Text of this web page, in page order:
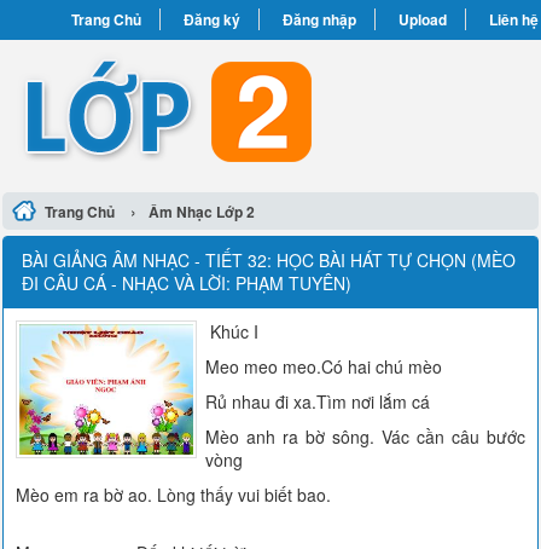
Trang Chủ Đăng ký Đăng nhập Upload Liên hệ
Trang Chủ › Âm Nhạc Lớp 2
BÀI GIẢNG ÂM NHẠC - TIẾT 32: HỌC BÀI HÁT TỰ CHỌN (MÈO
ĐI CÂU CÁ - NHẠC VÀ LỜI: PHẠM TUYÊN)
Khúc I
Meo meo meo.Có hai chú mèo
Rủ nhau đi xa.Tìm nơi lắm cá
Mèo anh ra bờ sông. Vác cần câu bước
vòng
Mèo em ra bờ ao. Lòng thấy vui biết bao.